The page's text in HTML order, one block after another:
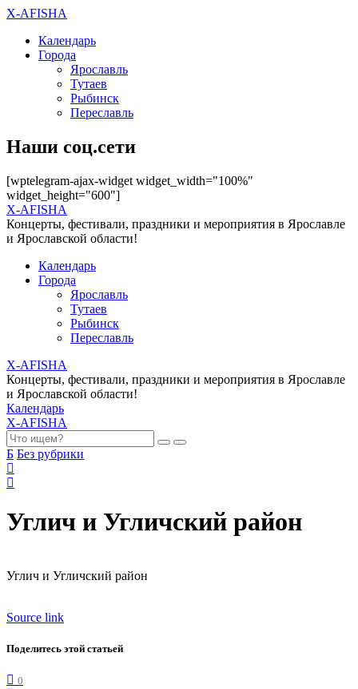
X-AFISHA
Календарь
Города
Ярославль
Тутаев
Рыбинск
Переславль
Наши соц.сети
[wptelegram-ajax-widget widget_width="100%"
widget_height="600"]
X-AFISHA
Концерты, фестивали, праздники и мероприятия в Ярославле
и Ярославской области!
Календарь
Города
Ярославль
Тутаев
Рыбинск
Переславль
X-AFISHA
Концерты, фестивали, праздники и мероприятия в Ярославле
и Ярославской области!
Календарь
X-AFISHA
Б Без рубрики
Углич и Угличский район
Углич и Угличский район
Source link
Поделитесь этой статьей
0